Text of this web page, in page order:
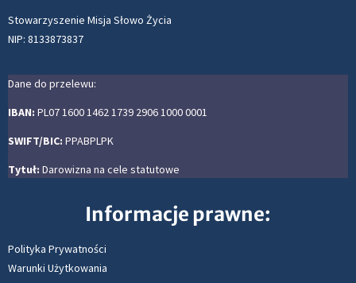
Stowarzyszenie Misja Słowo Życia
NIP: 8133873837
Dane do przelewu:
IBAN: PL07 1600 1462 1739 2906 1000 0001
SWIFT/BIC: PPABPLPK
Tytuł: Darowizna na cele statutowe
Informacje prawne:
Polityka Prywatności
Warunki Użytkowania